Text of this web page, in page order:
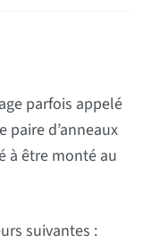
parfois appelé
paire d’anneaux
à être monté au
suivantes :